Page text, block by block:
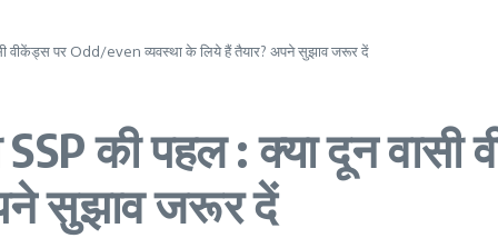
वीकेंड्स पर Odd/even व्यवस्था के लिये हैं तैयार? अपने सुझाव जरूर दें
की पहल : क्या दून
सुझाव जरूर दें